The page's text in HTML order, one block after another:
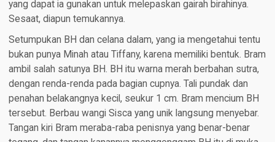
yang dapat ia gunakan untuk melepaskan gairah birahinya.
Sesaat, diapun temukannya.
Setumpukan BH dan celana dalam, yang ia mengetahui tentu
bukan punya Minah atau Tiffany, karena memiliki bentuk. Bram
ambil salah satunya BH. BH itu warna merah berbahan sutra,
dengan renda-renda pada bagian cupnya. Tali pundak dan
penahan belakangnya kecil, seukur 1 cm. Bram mencium BH
tersebut. Berbau wangi Sisca yang unik langsung menyebar.
Tangan kiri Bram meraba-raba penisnya yang benar-benar